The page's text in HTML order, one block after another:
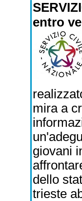
entro
mira a
giovani
dello
trieste